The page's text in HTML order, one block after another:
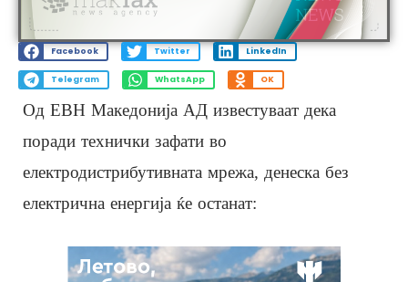
Facebook Twitter LinkedIn
Telegram WhatsApp OK
Од ЕВН Македонија АД известуваат дека
поради технички зафати во
електродистрибутивната мрежа, денеска без
електрична енергија ќе останат: